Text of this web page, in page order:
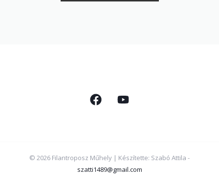
© 2026 Filantroposz Műhely | Készítette: Szabó Attila -
szatti1489@gmail.com